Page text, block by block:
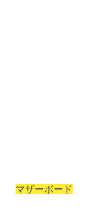
マザーボード